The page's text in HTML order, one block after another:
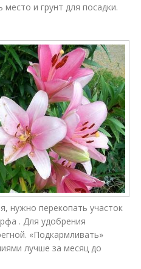
и грунт для посадки.
нужно перекопать участок
. Для удобрения
«Подкармливать»
лучше за месяц до